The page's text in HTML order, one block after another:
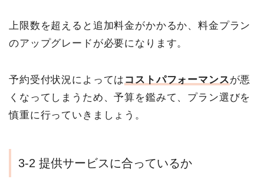
上限数を超えると追加料金がかかるか、料金プラン
のアップグレードが必要になります。
予約受付状況によっては コストパフォーマンスが悪
くなってしまうため、予算を鑑みて、プラン選びを
慎重に行っていきましょう。
3-2 提供サービスに合っているか